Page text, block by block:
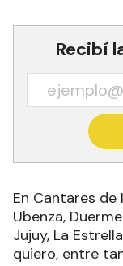
Recibí
En Cantares de
Ubenza,
Jujuy, La
quiero, entre